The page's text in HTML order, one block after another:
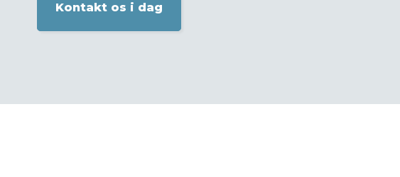
Kontakt os i dag​